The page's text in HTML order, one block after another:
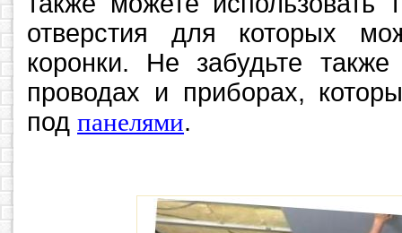
отверстия для которых
коронки. Не забудьте
проводах и приборах,
под панелями.